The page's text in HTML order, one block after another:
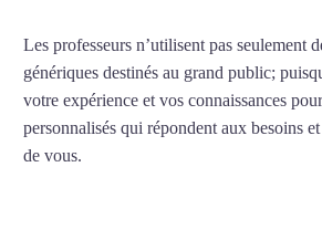
Les professeurs n’utilisent pas seulement
génériques destinés au grand public;
votre expérience et vos connaissances
personnalisés qui répondent aux besoins
de vous.